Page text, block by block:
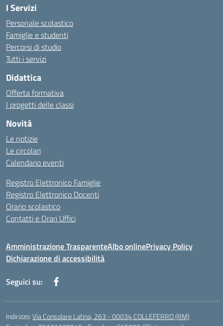
I Servizi
Personale scolastico
Famiglie e studenti
Percorsi di studio
Tutti i servizi
Didattica
Offerta formativa
I progetti delle classi
Novità
Le notizie
Le circolari
Calendario eventi
Registro Elettronico Famiglie
Registro Elettronico Docenti
Orario scolastico
Contatti e Orari Uffici
Amministrazione TrasparenteAlbo onlinePrivacy Policy
Dichiarazione di accessibilità
Seguici su:
Indirizzo:Via Consolare Latina, 263 - 00034 COLLEFERRO (RM)